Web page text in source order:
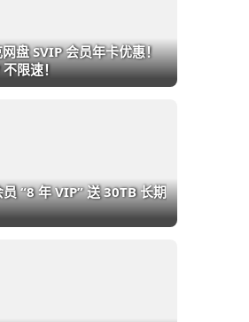
盘 SVIP 会员年卡优惠！
限速！
“8 年 VIP” 送 30TB 长期